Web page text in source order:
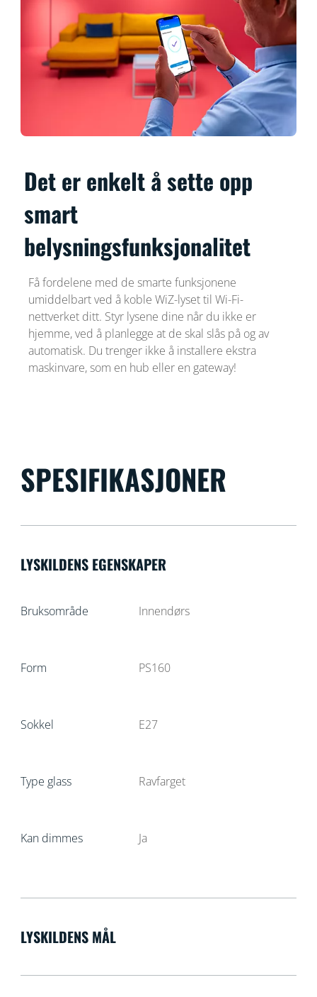
Det er enkelt å sette opp
smart
belysningsfunksjonalitet
Få fordelene med de smarte funksjonene
umiddelbart ved å koble WiZ-lyset til Wi-Fi-
nettverket ditt. Styr lysene dine når du ikke er
hjemme, ved å planlegge at de skal slås på og av
automatisk. Du trenger ikke å installere ekstra
maskinvare, som en hub eller en gateway!
SPESIFIKASJONER
LYSKILDENS EGENSKAPER
Bruksområde Innendørs
Form PS160
Sokkel E27
Type glass Ravfarget
Kan dimmes Ja
LYSKILDENS MÅL